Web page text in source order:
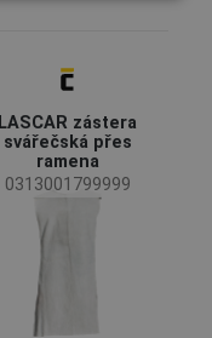
LASCAR zástera
svářečská přes
ramena
0313001799999